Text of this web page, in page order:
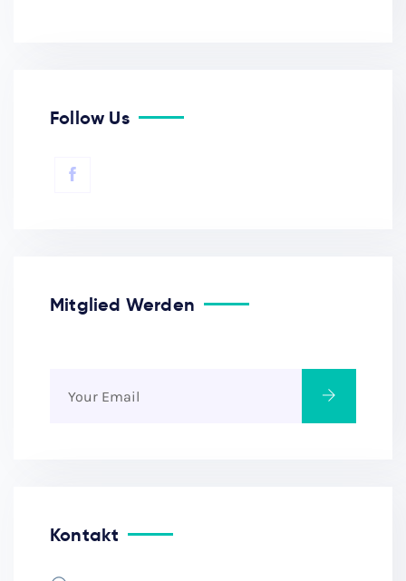
Follow Us
Mitglied Werden
Kontakt